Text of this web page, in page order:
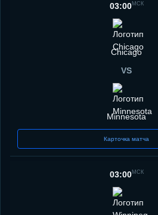
03:00МСК
Chicago
VS
Minnesota
Карточка матча
03:00МСК